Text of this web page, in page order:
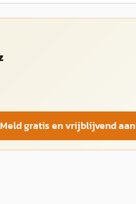
Meld gratis en vrijblijvend aan